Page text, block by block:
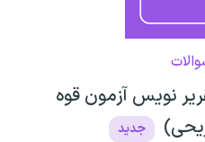
نویس آزمون قوه
جدید